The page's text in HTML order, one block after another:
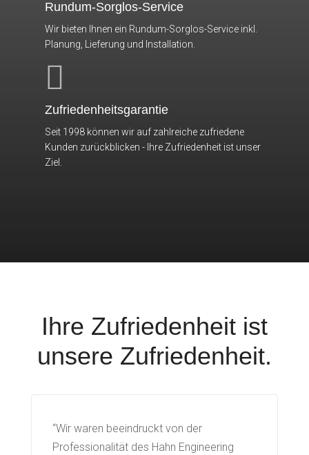
Rundum-Sorglos-Service
Wir bieten Ihnen ein Rundum-Sorglos-Service inkl.
Planung, Lieferung und Installation.
Zufriedenheitsgarantie
Seit 1998 können wir auf zahlreiche zufriedene
Kunden zurückblicken - Ihre Zufriedenheit ist unser
Ziel.
Ihre Zufriedenheit ist
unsere Zufriedenheit.
“Wir waren beeindruckt von der
Professionalität des Hahn Engineering